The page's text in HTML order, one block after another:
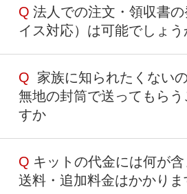
ください
着払いにて返送いたしますの
お電話での申し込みも承って
お支払い方法は「銀行振込」
クレジット、コンビニ払い等
サイトよりキットをご注文く
以下の番号までお問合せくだ
受付時間：平日11:00-18:00
Q 法人での注文・領収書
イス対応）は可能でしょう
法人様のご依頼も承っており
トよりお焚き上げキットをご
領収書の発行（インボイス対
りますので、ご希望の場合は
手続き完了後、お問い合わ
収書発行」希望の旨をお送り
Q
無地の封筒で送ってもらう
すか
はい、キットのご購入手続き
フォームよりご注文番号を入
Q キットの代金には何が含
送料・追加料金はかかりま